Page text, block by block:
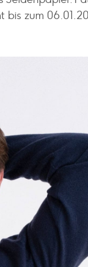
bis zum